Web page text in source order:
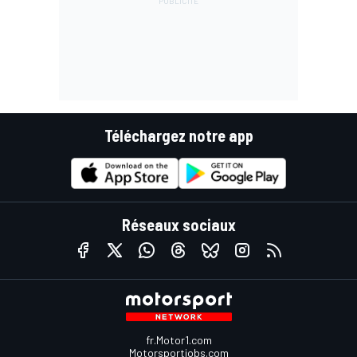
Téléchargez notre app
Réseaux sociaux
fr.Motor1.com
Motorsportjobs.com